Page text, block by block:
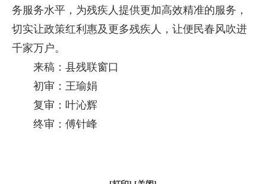
务服务水平，为残疾人提供更加高效精准的服务，
切实让政策红利惠及更多残疾人，让便民春风吹进
千家万户。
来稿：县残联窗口
初审：王瑜娟
复审：叶沁辉
终审：傅针峰